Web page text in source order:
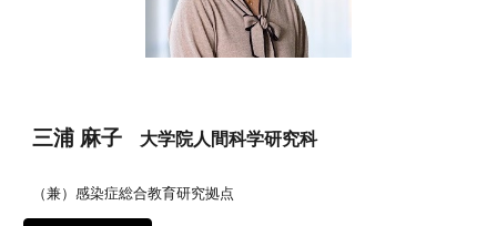
三浦 麻子 大学院人間科学研究科
（兼）感染症総合教育研究拠点